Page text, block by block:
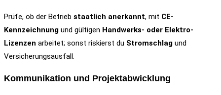
Prüfe, ob der Betrieb staatlich anerkannt, mit CE-
Kennzeichnung und gültigen Handwerks- oder Elektro-
Lizenzen arbeitet; sonst riskierst du Stromschlag und
Versicherungsausfall.
Kommunikation und Projektabwicklung